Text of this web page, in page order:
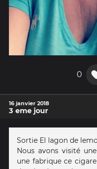
0
16 janvier 2018
3 eme jour
Sortie El lagon de
Nous avons visité
une fabrique ce